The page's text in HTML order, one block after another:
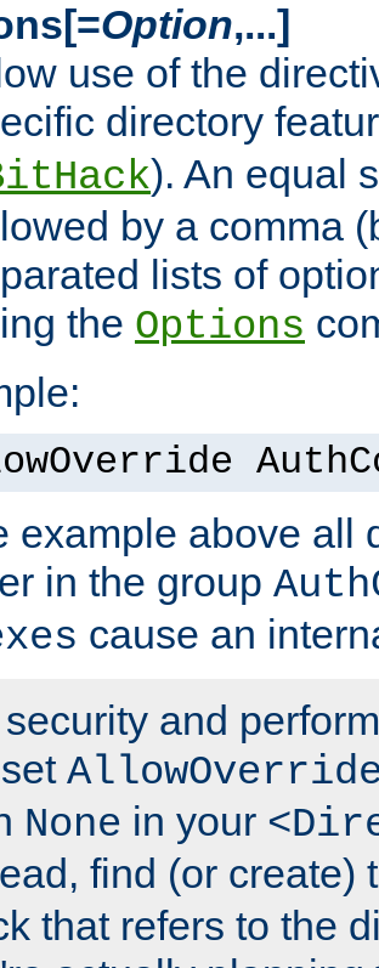
Option,...]
use of the
directory
). An equal
by a comma
lists of
the Options
example above all
in the group
cause an
and
None in your
find (or create)
that refers to the